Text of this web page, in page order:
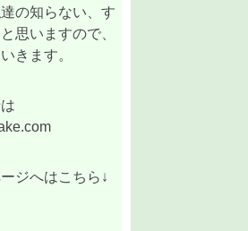
の知らない、す
思いますので、
きます。
ジへはこちら↓